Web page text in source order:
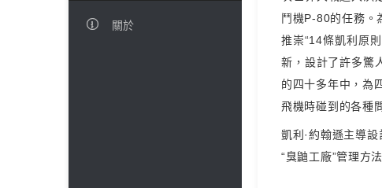
 關於
鬥機P-80的任務。
推崇“14條凱利原
新，設計了許多驚
的四十多年中，為
飛機時碰到的各種
凱利·約翰遜主導
“臭鼬工廠”管理方